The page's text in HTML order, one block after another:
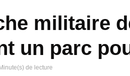
militaire
un parc
de lecture